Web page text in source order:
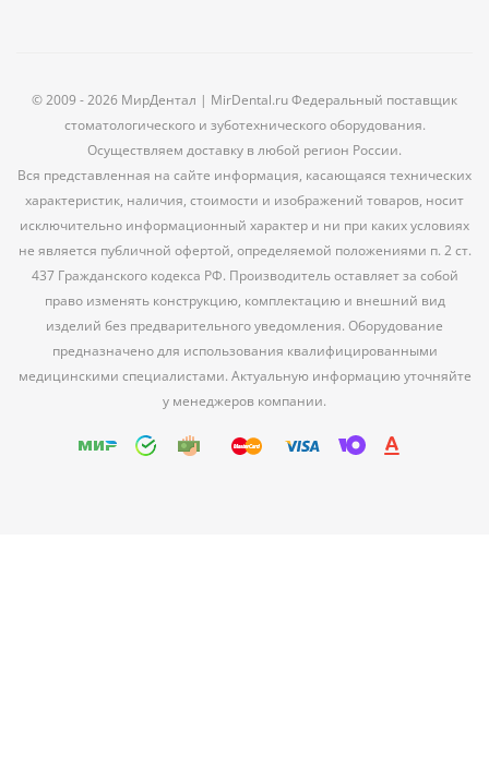
© 2009 - 2026 МирДентал | MirDental.ru Федеральный поставщик
стоматологического и зуботехнического оборудования.
Осуществляем доставку в любой регион России.
Вся представленная на сайте информация, касающаяся технических
характеристик, наличия, стоимости и изображений товаров, носит
исключительно информационный характер и ни при каких условиях
не является публичной офертой, определяемой положениями п. 2 ст.
437 Гражданского кодекса РФ. Производитель оставляет за собой
право изменять конструкцию, комплектацию и внешний вид
изделий без предварительного уведомления. Оборудование
предназначено для использования квалифицированными
медицинскими специалистами. Актуальную информацию уточняйте
у менеджеров компании.